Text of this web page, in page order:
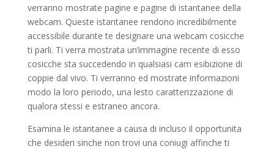
verranno mostrate pagine e pagine di istantanee della
webcam. Queste istantanee rendono incredibilmente
accessibile durante te designare una webcam cosicche
ti parli. Ti verra mostrata un’immagine recente di esso
cosicche sta succedendo in qualsiasi cam esibizione di
coppie dal vivo. Ti verranno ed mostrate informazioni
modo la loro periodo, una lesto caratterizzazione di
qualora stessi e estraneo ancora.
Esamina le istantanee a causa di incluso il opportunita
che desideri sinche non trovi una coniugi affinche ti